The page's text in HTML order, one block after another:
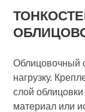
Облицовочный
нагрузку.
слой
материал или